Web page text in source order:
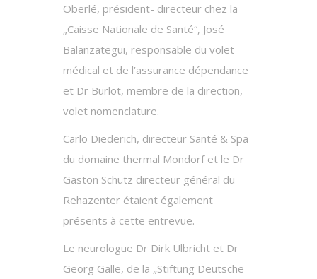
Oberlé, président- directeur chez la
„Caisse Nationale de Santé“, José
Balanzategui, responsable du volet
médical et de l’assurance dépendance
et Dr Burlot, membre de la direction,
volet nomenclature.
Carlo Diederich, directeur Santé & Spa
du domaine thermal Mondorf et le Dr
Gaston Schütz directeur général du
Rehazenter étaient également
présents à cette entrevue.
Le neurologue Dr Dirk Ulbricht et Dr
Georg Galle, de la „Stiftung Deutsche